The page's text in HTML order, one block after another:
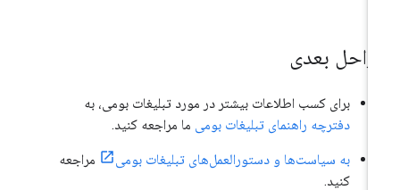
بعدی
برای کسب اطلاعات بیشتر در مورد تبلیغات بومی، به
دفترچه راهنمای تبلیغات بومیما مراجعه کنید.
به سیاست‌ها و دستورالعمل‌های تبلیغات بومی
مراجعه
کنید.